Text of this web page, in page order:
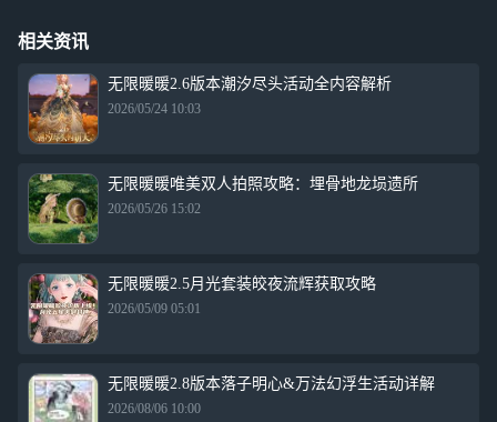
相关资讯
无限暖暖2.6版本潮汐尽头活动全内容解析
2026/05/24 10:03
无限暖暖唯美双人拍照攻略：埋骨地龙埙遗所
2026/05/26 15:02
无限暖暖2.5月光套装皎夜流辉获取攻略
2026/05/09 05:01
无限暖暖2.8版本落子明心&万法幻浮生活动详解
2026/08/06 10:00